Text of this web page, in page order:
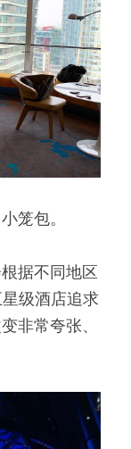
笼包。
据不同地区
级酒店追求
非常夸张、